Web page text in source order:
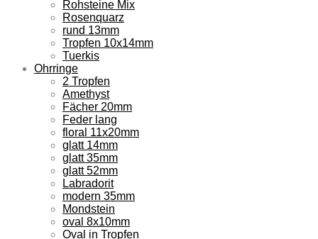
Rohsteine Mix
Rosenquarz
rund 13mm
Tropfen 10x14mm
Tuerkis
Ohrringe
2 Tropfen
Amethyst
Fächer 20mm
Feder lang
floral 11x20mm
glatt 14mm
glatt 35mm
glatt 52mm
Labradorit
modern 35mm
Mondstein
oval 8x10mm
Oval in Tropfen